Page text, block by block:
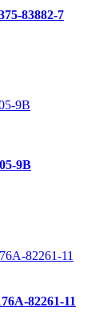
83882-7
9B
82261-11